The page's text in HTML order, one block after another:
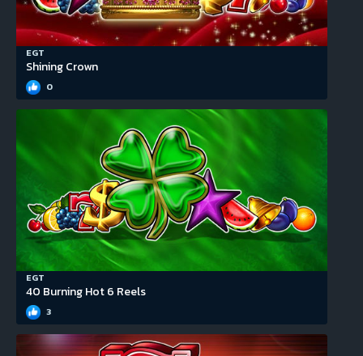
EGT
Shining Crown
0
EGT
40 Burning Hot 6 Reels
3